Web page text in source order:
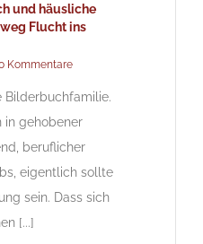
und häusliche
Flucht ins
Kommentare
Bilderbuchfamilie.
in gehobener
beruflicher
eigentlich sollte
sein. Dass sich
[...]